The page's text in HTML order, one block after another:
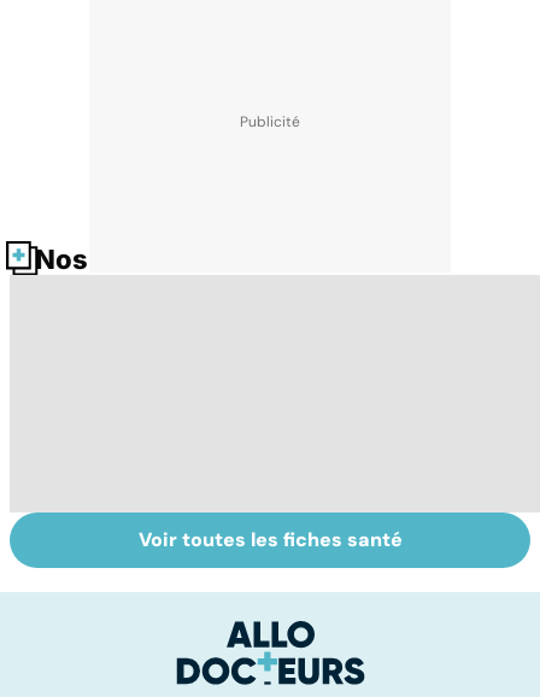
Nos fiches santé
Tout savoir sur le
cerveau
Staphylocoque
doré : une
surveillance
Voir toutes les fiches santé